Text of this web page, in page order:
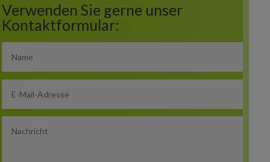
Verwenden Sie gerne unser
Kontaktformular: